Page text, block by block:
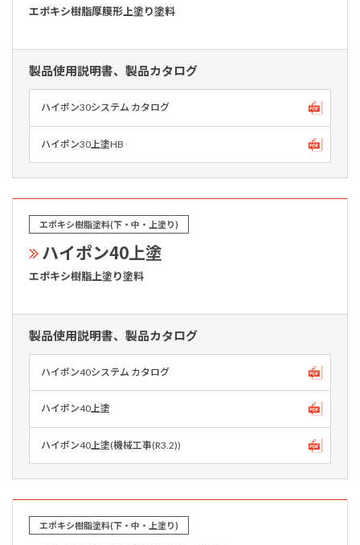
エポキシ樹脂厚膜形上塗り塗料
製品使用説明書、製品カタログ
ハイポン30システム カタログ
ハイポン30上塗HB
エポキシ樹脂塗料(下・中・上塗り)
ハイポン40上塗
エポキシ樹脂上塗り塗料
製品使用説明書、製品カタログ
ハイポン40システム カタログ
ハイポン40上塗
ハイポン40上塗(機械工事(R3.2))
エポキシ樹脂塗料(下・中・上塗り)